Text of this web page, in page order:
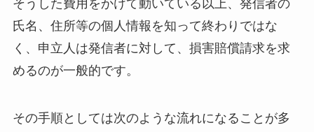
そうした費用をかけて動いている以上、発信者の
氏名、住所等の個人情報を知って終わりではな
く、申立人は発信者に対して、損害賠償請求を求
めるのが一般的です。
その手順としては次のような流れになることが多